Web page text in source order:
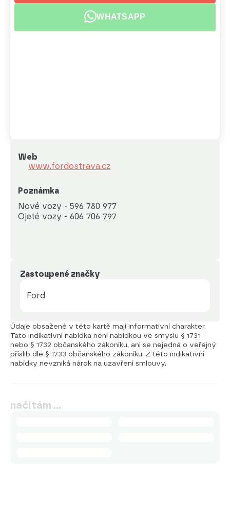
WHATSAPP
Web
www.fordostrava.cz
Poznámka
Nové vozy - 596 780 977
Ojeté vozy - 606 706 797
Zastoupené značky
Ford
Údaje obsažené v této kartě mají informativní charakter.
Tato indikativní nabídka není nabídkou ve smyslu § 1731
nebo § 1732 občanského zákoníku, ani se nejedná o veřejný
příslib dle § 1733 občanského zákoníku. Z této indikativní
nabídky nevzniká nárok na uzavření smlouvy.
načítám …